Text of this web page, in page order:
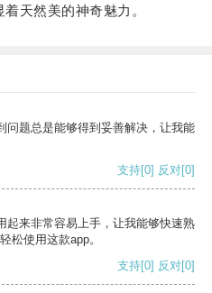
天然美的神奇魅力。
问题总是能够得到妥善解决，让我能
支持[0] 反对[0]
起来非常容易上手，让我能够快速熟
松使用这款app。
支持[0] 反对[0]